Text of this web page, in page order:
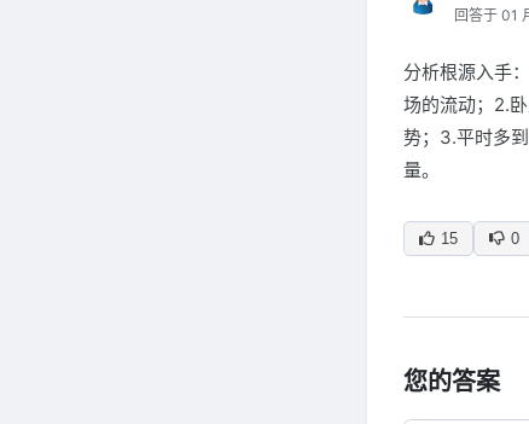
回答于 01
分析根源入手
场的流动；2.
势；3.平时多
量。
15 0
您的答案